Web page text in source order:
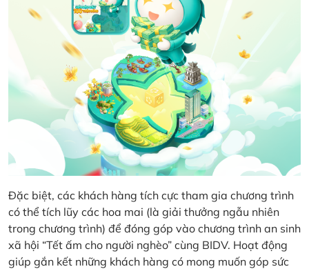
Đặc biệt, các khách hàng tích cực tham gia chương trình
có thể tích lũy các hoa mai (là giải thưởng ngẫu nhiên
trong chương trình) để đóng góp vào chương trình an sinh
xã hội “Tết ấm cho người nghèo” cùng BIDV. Hoạt động
giúp gắn kết những khách hàng có mong muốn góp sức